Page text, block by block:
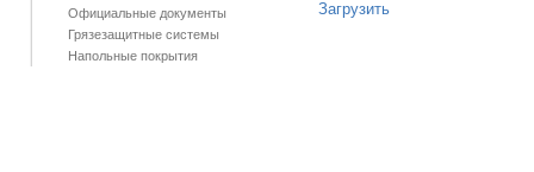
Официальные документы
Грязезащитные системы
Напольные покрытия
Загрузить